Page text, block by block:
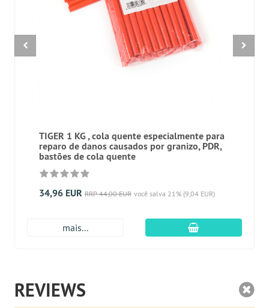
TIGER 1 KG , cola quente especialmente para
reparo de danos causados por granizo, PDR,
bastões de cola quente
34,96 EUR RRP 44,00 EUR você salva 21% (9,04 EUR)
mais... Adicionar ao
REVIEWS